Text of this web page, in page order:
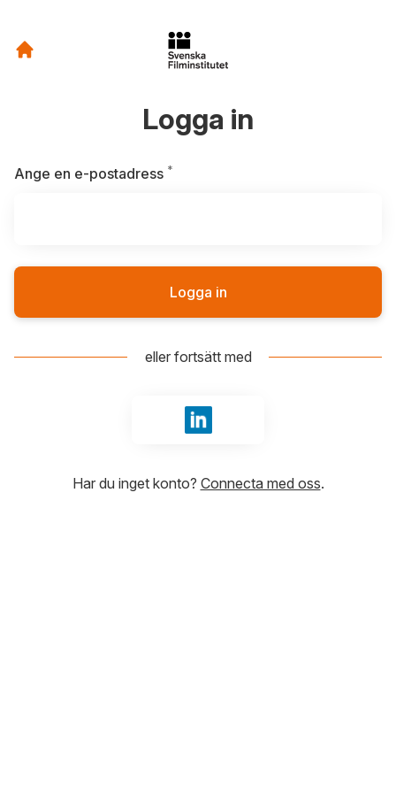
Logga in
Ange en e-postadress *
Logga in
eller fortsätt med
Logga in med LinkedIn
Har du inget konto? Connecta med oss.